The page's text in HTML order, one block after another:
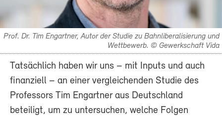
Prof. Dr. Tim Engartner, Autor der Studie zu Bahnliberalisierung und
Wettbewerb. © Gewerkschaft Vida
Tatsächlich haben wir uns – mit Inputs und auch
finanziell – an einer vergleichenden Studie des
Professors Tim Engartner aus Deutschland
beteiligt, um zu untersuchen, welche Folgen